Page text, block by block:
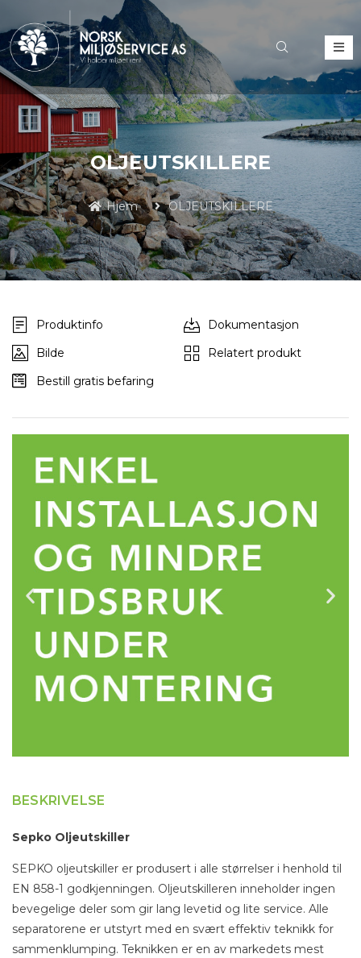
OLJEUTSKILLERE
Hjem OLJEUTSKILLERE
Produktinfo
Dokumentasjon
Bilde
Relatert produkt
Bestill gratis befaring
BESKRIVELSE
Sepko Oljeutskiller
SEPKO oljeutskiller er produsert i alle størrelser i henhold til
EN 858-1 godkjenningen. Oljeutskilleren inneholder ingen
bevegelige deler som gir lang levetid og lite service. Alle
separatorene er utstyrt med en svært effektiv teknikk for
sammenklumping. Teknikken er en av markedets mest